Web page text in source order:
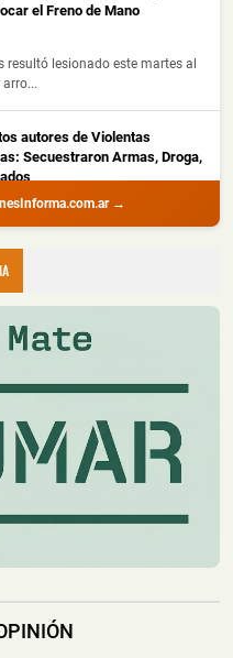
el Freno de Mano
resultó lesionado este martes al
autores de Violentas
Secuestraron Armas, Droga,
detuvo a dos hombres con
un all...
Robadas y Detuvieron a
habían s...
un Principio de Incendio en
Nacional 12
de incendio durante la
→